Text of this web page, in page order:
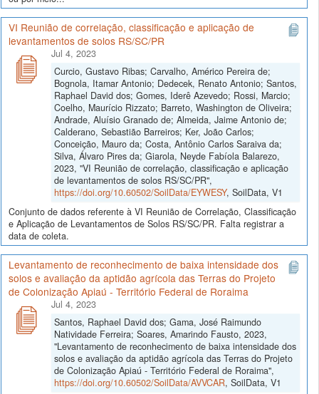
VI Reunião de correlação, classificação e aplicação de
levantamentos de solos RS/SC/PR
Jul 4, 2023
Curcio, Gustavo Ribas; Carvalho, Américo Pereira de;
Bognola, Itamar Antonio; Dedecek, Renato Antonio; Santos,
Raphael David dos; Gomes, Iderê Azevedo; Rossi, Marcio;
Coelho, Maurício Rizzato; Barreto, Washington de Oliveira;
Andrade, Aluísio Granado de; Almeida, Jaime Antonio de;
Calderano, Sebastião Barreiros; Ker, João Carlos;
Conceição, Mauro da; Costa, Antônio Carlos Saraiva da;
Silva, Álvaro Pires da; Giarola, Neyde Fabíola Balarezo,
2023, "VI Reunião de correlação, classificação e aplicação
de levantamentos de solos RS/SC/PR",
https://doi.org/10.60502/SoilData/EYWESY, SoilData, V1
Conjunto de dados referente à VI Reunião de Correlação, Classificação
e Aplicação de Levantamentos de Solos RS/SC/PR. Falta registrar a
data de coleta.
Levantamento de reconhecimento de baixa intensidade dos
solos e avaliação da aptidão agrícola das Terras do Projeto
de Colonização Apiaú - Território Federal de Roraima
Jul 4, 2023
Santos, Raphael David dos; Gama, José Raimundo
Natividade Ferreira; Soares, Amarindo Fausto, 2023,
"Levantamento de reconhecimento de baixa intensidade dos
solos e avaliação da aptidão agrícola das Terras do Projeto
de Colonização Apiaú - Território Federal de Roraima",
https://doi.org/10.60502/SoilData/AVVCAR, SoilData, V1